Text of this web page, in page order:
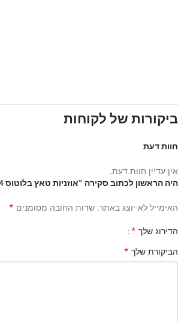
ביקורות של לקוחות
חוות דעת
אין עדיין חוות דעת.
היה הראשון לכתוב סקירה “אוזניות טאץ בלוטוס USAMS IA04 לבן”
האימייל לא יוצג באתר. שדות החובה מסומנים *
הדירוג שלך *
הביקורת שלך *